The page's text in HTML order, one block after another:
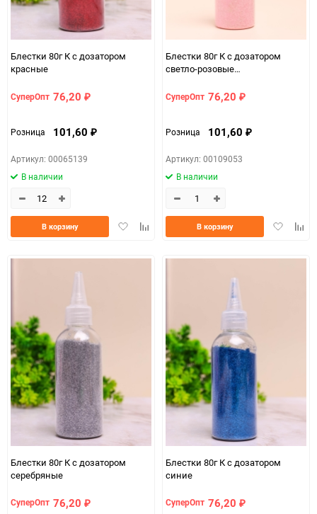
Блестки 80г К с дозатором
красные
СуперОпт 76,20 ₽
Розница 101,60 ₽
Артикул: 00065139
В наличии
ДобавитьДобавить
В корзину
Блестки 80г К с дозатором
светло-розовые
СуперОпт 76,20 ₽
Розница 101,60 ₽
Артикул: 00109053
В наличии
Добавить
В корзину
Блестки 80г К с дозатором
серебряные
СуперОпт 76,20 ₽
Блестки 80г К с дозатором
синие
СуперОпт 76,20 ₽